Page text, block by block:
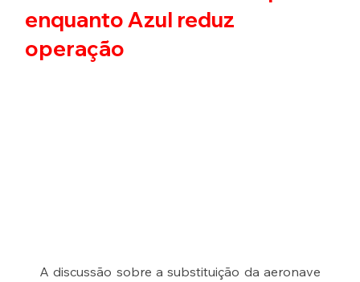
enquanto Azul reduz
operação
A discussão sobre a substituição da aeronave